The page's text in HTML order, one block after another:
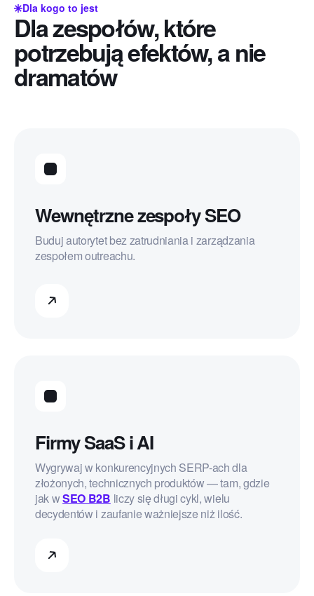
Dla kogo to jest
Dla zespołów, które
potrzebują efektów, a nie
dramatów
Wewnętrzne zespoły SEO
Buduj autorytet bez zatrudniania i zarządzania
zespołem outreachu.
Firmy SaaS i AI
Wygrywaj w konkurencyjnych SERP-ach dla
złożonych, technicznych produktów — tam, gdzie
jak wSEO B2B liczy się długi cykl, wielu
decydentów i zaufanie ważniejsze niż ilość.